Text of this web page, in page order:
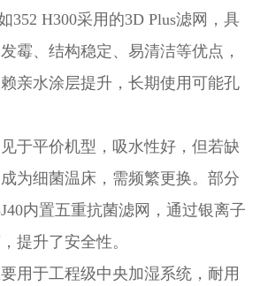
如352 H300采用的3D Plus滤网，具
霉、结构稳定、易清洁等优点，
亲水涂层提升，长期使用可能孔
见于平价机型，吸水性好，但若缺
为细菌温床，需频繁更换。部分
内置五重抗菌滤网，通过银离子
提升了安全性。
要用于工程级中央加湿系统，耐用